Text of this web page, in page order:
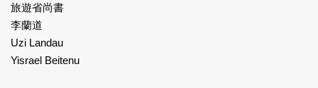
旅遊省尚書
李蘭道
Uzi Landau
Yisrael Beitenu